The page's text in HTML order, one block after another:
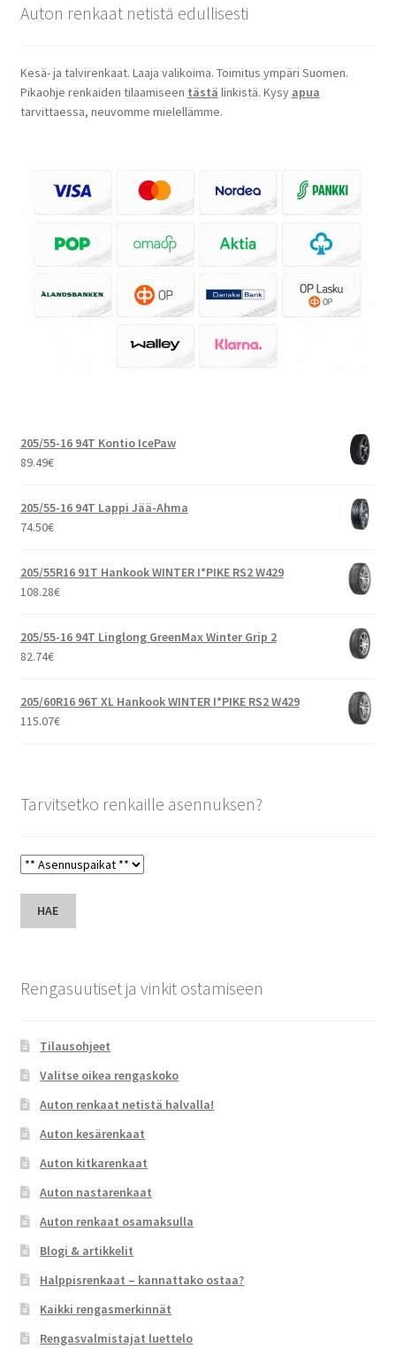
Auton renkaat netistä edullisesti
Kesä- ja talvirenkaat. Laaja valikoima. Toimitus ympäri Suomen.
Pikaohje renkaiden tilaamiseen tästä linkistä. Kysy apua
tarvittaessa, neuvomme mielellämme.
205/55-16 94T Kontio IcePaw
89.49€
205/55-16 94T Lappi Jää-Ahma
74.50€
205/55R16 91T Hankook WINTER I*PIKE RS2 W429
108.28€
205/55-16 94T Linglong GreenMax Winter Grip 2
82.74€
205/60R16 96T XL Hankook WINTER I*PIKE RS2 W429
115.07€
Tarvitsetko renkaille asennuksen?
HAE
Rengasuutiset ja vinkit ostamiseen
Tilausohjeet
Valitse oikea rengaskoko
Auton renkaat netistä halvalla!
Auton kesärenkaat
Auton kitkarenkaat
Auton nastarenkaat
Auton renkaat osamaksulla
Blogi & artikkelit
Halppisrenkaat – kannattako ostaa?
Kaikki rengasmerkinnät
Rengasvalmistajat luettelo